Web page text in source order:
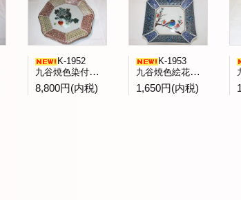
K-1952
九谷焼色染付蕪文八角台鉢九谷展出品作 一水会森一正作
8,800円(内税)
K-1953
九谷焼色絵花鳥文菓子鉢 九谷青郊窯造
1,650円(内税)